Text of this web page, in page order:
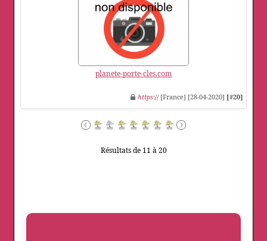
planete-porte-cles.com
https:// [France] [28-04-2020] [#20]
Résultats de 11 à 20